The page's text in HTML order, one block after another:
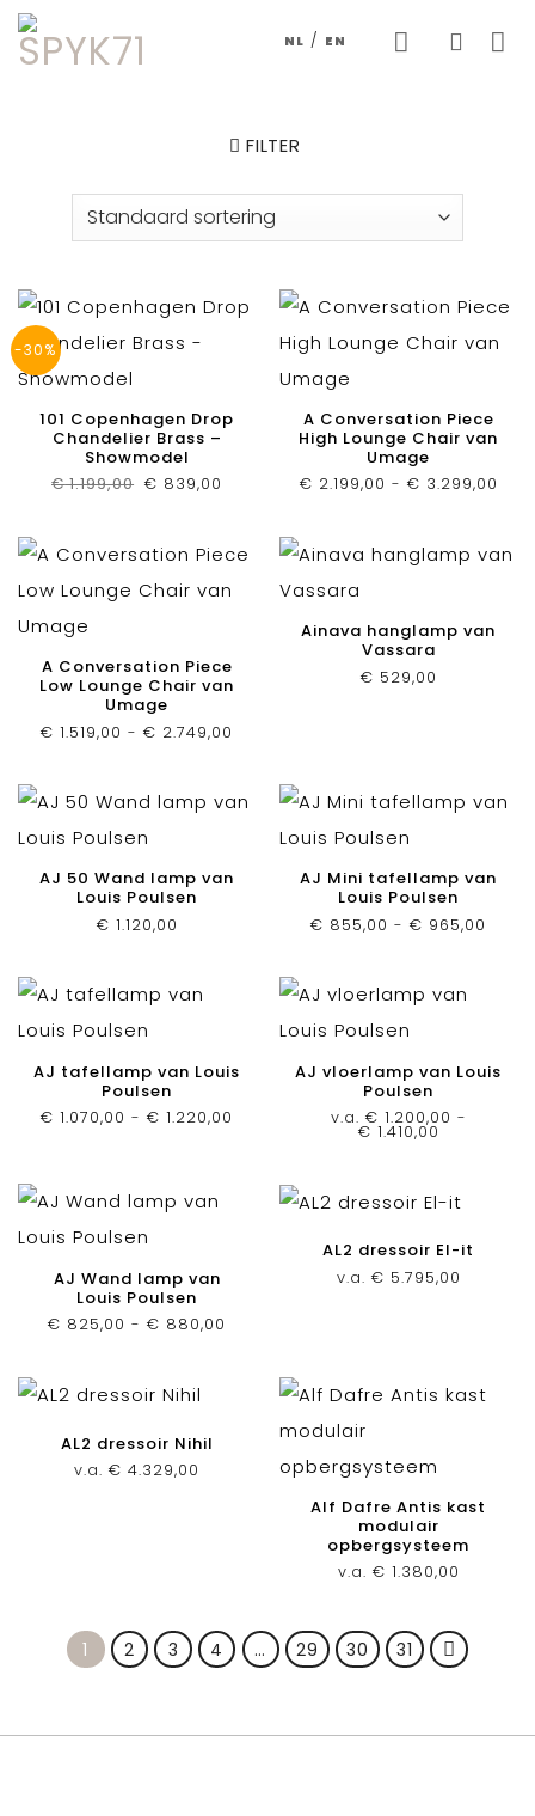
Skip
NL / EN
FILTER
-30%
101 Copenhagen Drop
Chandelier Brass –
Showmodel
€1.199,00 Oorspronkelijke
€ 839,00
A Conversation Piece
High Lounge Chair van
Umage
€ 2.199,00 - € 3.299,00
A Conversation Piece
Low Lounge Chair van
Umage
€ 1.519,00 - € 2.749,00
Ainava hanglamp van
Vassara
€ 529,00
AJ 50 Wand lamp van
Louis Poulsen
€ 1.120,00
AJ Mini tafellamp van
Louis Poulsen
€ 855,00 - € 965,00
AJ tafellamp van Louis
Poulsen
€ 1.070,00 - € 1.220,00
AJ vloerlamp van Louis
Poulsen
v.a. € 1.200,00 -
€ 1.410,00
AJ Wand lamp van
Louis Poulsen
€ 825,00 - € 880,00
AL2 dressoir El-it
v.a. € 5.795,00
AL2 dressoir Nihil
v.a. € 4.329,00
Alf Dafre Antis kast
modulair
opbergsysteem
v.a. € 1.380,00
1 2 3 4 … 29 30 31